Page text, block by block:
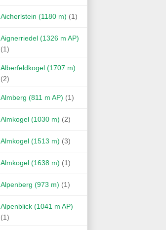
Aicherlstein (1180 m) (1)
Aignerriedel (1326 m AP)
(1)
Alberfeldkogel (1707 m)
(2)
Almberg (811 m AP) (1)
Almkogel (1030 m) (2)
Almkogel (1513 m) (3)
Almkogel (1638 m) (1)
Alpenberg (973 m) (1)
Alpenblick (1041 m AP)
(1)